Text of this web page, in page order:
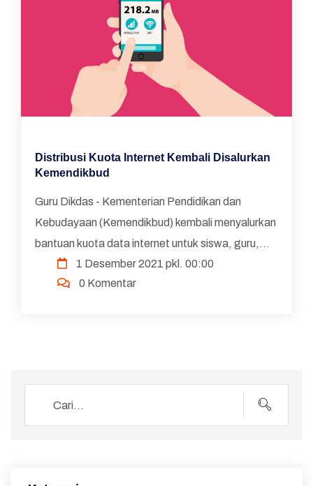
Distribusi Kuota Internet Kembali Disalurkan
Kemendikbud
Guru Dikdas - Kementerian Pendidikan dan
Kebudayaan (Kemendikbud) kembali menyalurkan
bantuan kuota data internet untuk siswa, guru,
mahasiswa, dan dosen. Berdasarkan Peraturan
Sekretaris Jender...
1 Desember 2021 pkl. 00:00
0 Komentar